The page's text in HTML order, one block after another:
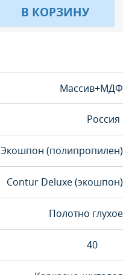
В КОРЗИНУ
Массив+МДФ
Россия
Экошпон (полипропилен)
Contur Deluxe (экошпон)
Полотно глухое
40